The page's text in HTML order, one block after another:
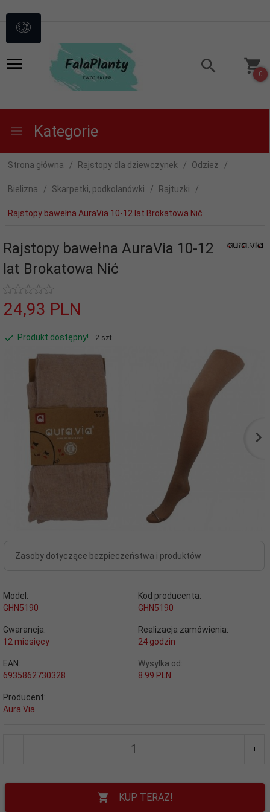
0
Kategorie
Strona główna Rajstopy dla dziewczynek Odzież
Bielizna Skarpetki, podkolanówki Rajtuzki
Rajstopy bawełna AuraVia 10-12 lat Brokatowa Nić
Rajstopy bawełna AuraVia 10-12
lat Brokatowa Nić
24,93 PLN
Produkt dostępny! 2 szt.
Zasoby dotyczące bezpieczeństwa i produktów
Model:
GHN5190
Kod producenta:
GHN5190
Gwarancja:
12 miesięcy
Realizacja zamówienia:
24 godzin
EAN:
6935862730328
Wysyłka od:
8.99 PLN
Producent:
Aura.Via
KUP TERAZ!